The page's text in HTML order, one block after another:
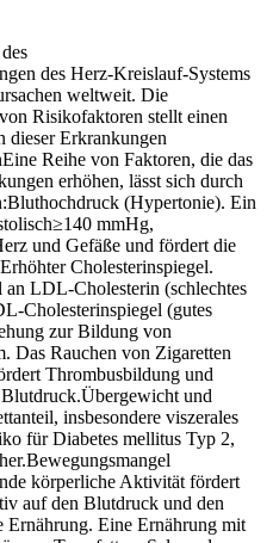
des Herz‑Kreislauf‑Systems
weltweit. Die
Risikofaktoren stellt einen
dieser Erkrankungen
Reihe von Faktoren, die das
erhöhen, lässt sich durch
(Hypertonie). Ein
mmHg,
und Gefäße und fördert die
Cholesterinspiegel.
an LDL‑Cholesterin (schlechtes
(gutes
zur Bildung von
Das Rauchen von Zigaretten
Thrombusbildung und
und
insbesondere viszerales
für Diabetes mellitus Typ 2,
körperliche Aktivität fördert
auf den Blutdruck und den
Ernährung. Eine Ernährung mit